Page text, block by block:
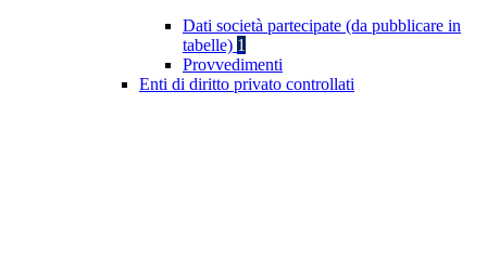
Dati società partecipate (da pubblicare in
tabelle) 1
Provvedimenti
Enti di diritto privato controllati